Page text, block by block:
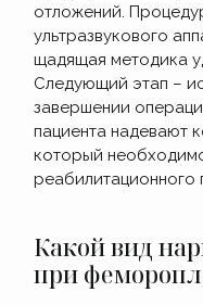
отложений.
ультразвукового
щадящая методика
Следующий этап –
завершении
пациента надевают
который
реабилитационного
Какой вид
при